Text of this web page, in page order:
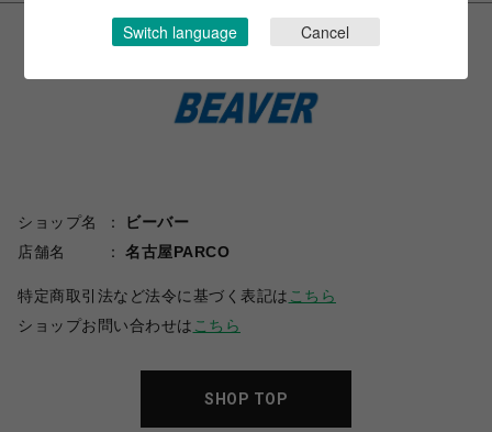
ショップ名
ビーバー
店舗名
名古屋PARCO
特定商取引法など法令に基づく表記は こちら
ショップお問い合わせは こちら
SHOP TOP
Switch language Cancel